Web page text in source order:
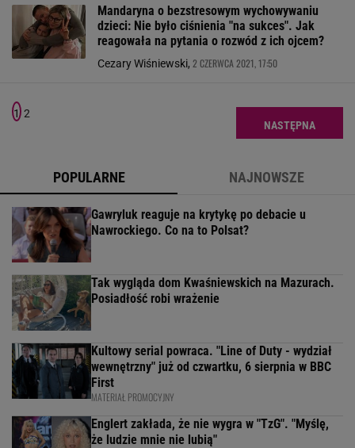
Mandaryna o bezstresowym wychowywaniu
dzieci: Nie było ciśnienia "na sukces". Jak
reagowała na pytania o rozwód z ich ojcem?
Cezary Wiśniewski, 2 CZERWCA 2021, 17:50
1 2
NASTĘPNA
POPULARNE NAJNOWSZE
Gawryluk reaguje na krytykę po debacie u
Nawrockiego. Co na to Polsat?
Tak wygląda dom Kwaśniewskich na Mazurach.
Posiadłość robi wrażenie
Kultowy serial powraca. "Line of Duty - wydział
wewnętrzny" już od czwartku, 6 sierpnia w BBC
First
MATERIAŁ PROMOCYJNY
Englert zakłada, że nie wygra w "TzG". "Myślę,
że ludzie mnie nie lubią"